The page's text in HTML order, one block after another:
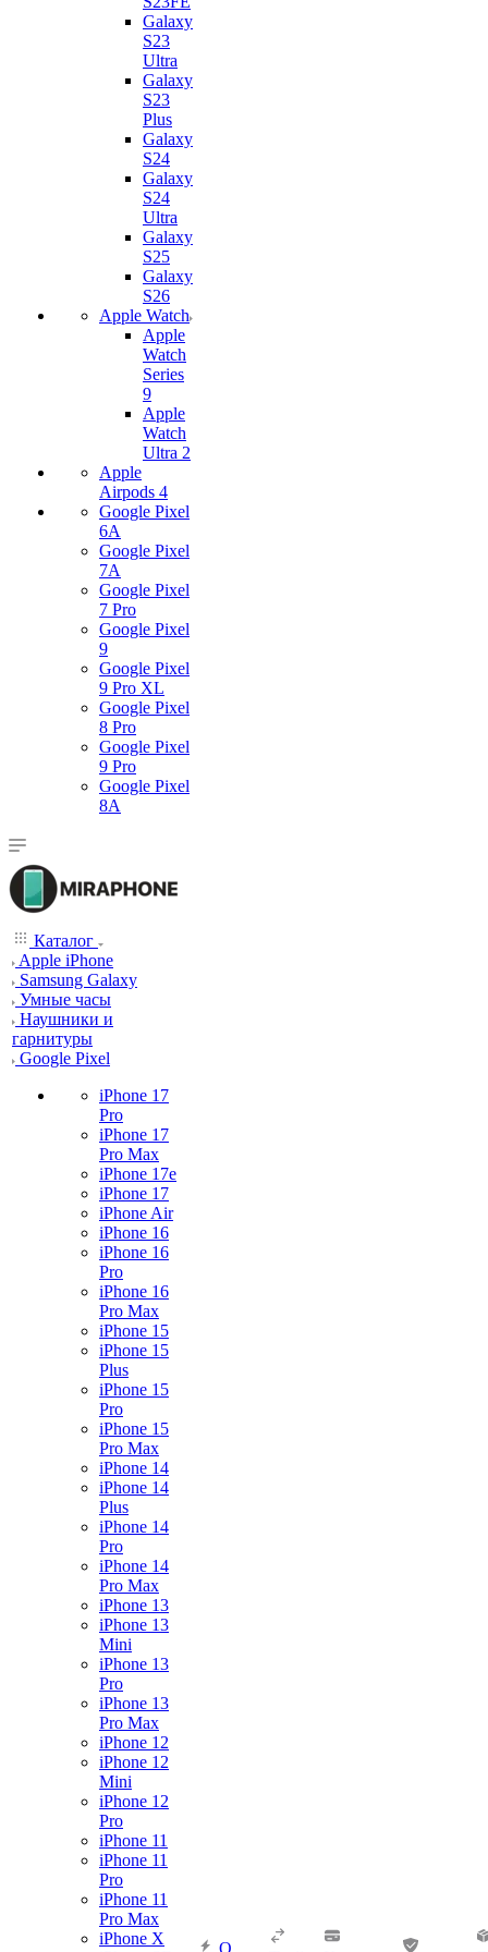
Galaxy
S23
Ultra
Galaxy
S23
Plus
Galaxy
S24
Galaxy
S24
Ultra
Galaxy
S25
Galaxy
S26
Apple Watch
Apple
Watch
Series
9
Apple
Watch
Ultra 2
Apple
Airpods 4
Google Pixel
6A
Google Pixel
7А
Google Pixel
7 Pro
Google Pixel
9
Google Pixel
9 Pro XL
Google Pixel
8 Pro
Google Pixel
9 Pro
Google Pixel
8A
Каталог
Apple iPhone
Samsung Galaxy
Умные часы
Наушники и
гарнитуры
Google Pixel
iPhone 17
Pro
iPhone 17
Pro Max
iPhone 17e
iPhone 17
iPhone Air
iPhone 16
iPhone 16
Pro
iPhone 16
Pro Max
iPhone 15
iPhone 15
Plus
iPhone 15
Pro
iPhone 15
Pro Max
iPhone 14
iPhone 14
Plus
iPhone 14
Pro
iPhone 14
Pro Max
iPhone 13
iPhone 13
Mini
iPhone 13
Pro
iPhone 13
Pro Max
iPhone 12
iPhone 12
Mini
iPhone 12
Pro
iPhone 11
iPhone 11
Pro
iPhone 11
Pro Max
iPhone X
О